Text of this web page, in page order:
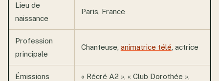
Lieu de
naissance
Paris, France
Profession
principale
Chanteuse, animatrice télé , actrice
Émissions
« Récré A2 », « Club Dorothée »,